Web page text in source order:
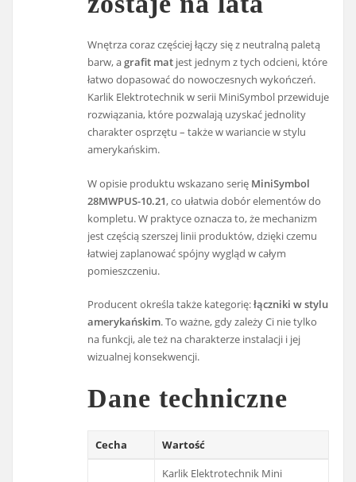
Wnętrza coraz częściej łączy się z neutralną paletą
barw, agrafit mat jest jednym z tych odcieni, które
łatwo dopasować do nowoczesnych wykończeń.
Karlik Elektrotechnik w serii MiniSymbol przewiduje
rozwiązania, które pozwalają uzyskać jednolity
charakter osprzętu – także w wariancie w stylu
amerykańskim.
W opisie produktu wskazano serię MiniSymbol
28MWPUS-10.21, co ułatwia dobór elementów do
kompletu. W praktyce oznacza to, że mechanizm
jest częścią szerszej linii produktów, dzięki czemu
łatwiej zaplanować spójny wygląd w całym
pomieszczeniu.
Producent określa także kategorię:łączniki w stylu
amerykańskim. To ważne, gdy zależy Ci nie tylko
na funkcji, ale też na charakterze instalacji i jej
wizualnej konsekwencji.
Dane techniczne
Cecha Wartość
Karlik Elektrotechnik Mini